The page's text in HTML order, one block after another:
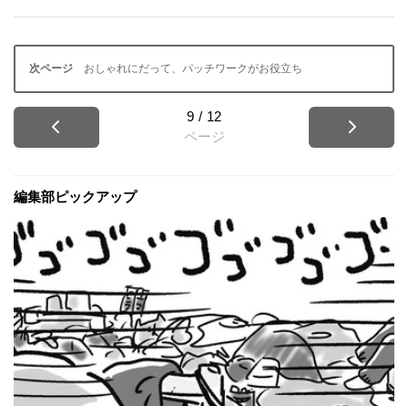
おしゃれにだって、パッチワークがお役立ち
9 / 12
ページ
編集部ピックアップ